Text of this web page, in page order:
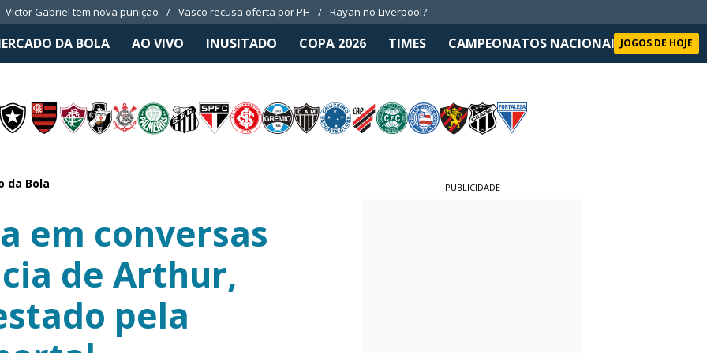
Victor Gabriel tem nova punição Vasco recusa oferta por PH Rayan no Liverpool?
DA BOLA AO VIVO INUSITADO COPA 2026 TIMES CAMPEONATOS NACIONAIS SELEÇÃO
JOGOS DE HOJE
da Bola
em conversas
de Arthur,
pela
PUBLICIDADE